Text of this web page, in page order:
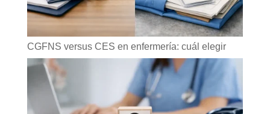
CGFNS versus CES en enfermería: cuál elegir